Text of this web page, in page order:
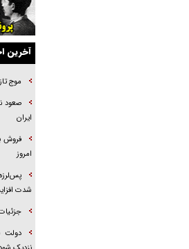
آیا
الگوی
گفتگوی
فریاد‌ها و
آخرین
موج تازه
صعود
ایران
فروش
امروز
شدت
دولت